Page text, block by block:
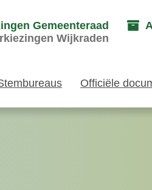
Gemeenteraad
Wijkraden
Officiële